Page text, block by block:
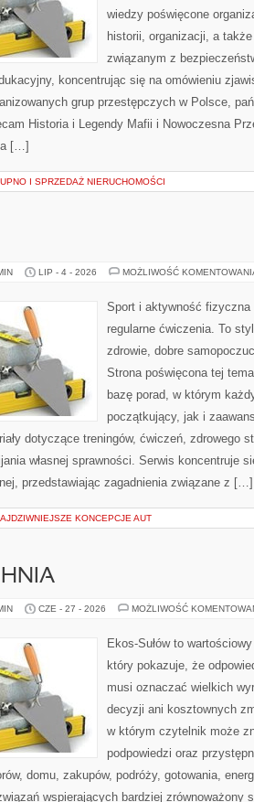
wiedzy poświęcone
historii, organizacji, a
związanym z
koncentrując się na omówieniu
grup przestępczych w Polsce,
Historia i Legendy Mafii i Nowoczesna
[…]
I SPRZEDAŻ NIERUCHOMOŚCI
LIP - 4 - 2026 MOŻLIWOŚĆ
Sport i aktywność
regularne ćwiczenia. To
zdrowie, dobre
Strona poświęcona tej
bazę porad, w którym
początkujący, jak i
dotyczące treningów, ćwiczeń, zdrowego
własnej sprawności. Serwis koncentruje
przedstawiając zagadnienia związane z […]
KONCEPCJE AUT
CZE - 27 - 2026 MOŻLIWOŚĆ
Ekos-Sułów to
który pokazuje, że
musi oznaczać wielkich
decyzji ani kosztownych
w którym czytelnik może
podpowiedzi oraz
domu, zakupów, podróży, gotowania,
wspierających bardziej zrównoważony